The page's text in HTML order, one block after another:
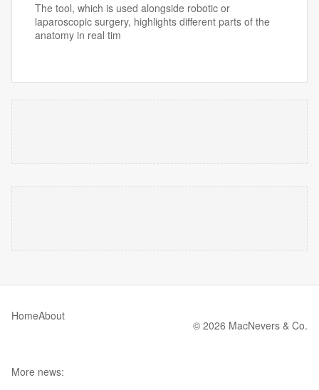
The tool, which is used alongside robotic or
laparoscopic surgery, highlights different parts of the
anatomy in real tim
HomeAbout
© 2026 MacNevers & Co.
More news: